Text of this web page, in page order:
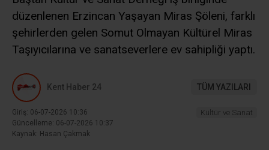
düzenlenen Erzincan Yaşayan Miras Şöleni, farklı
şehirlerden gelen Somut Olmayan Kültürel Miras
Taşıyıcılarına ve sanatseverlere ev sahipliği yaptı.
Kent Haber 24 TÜM YAZILARI
Giriş: 06-07-2026 10:36
Güncelleme: 06-07-2026 10:37
Kaynak: Hasan Çakmak
Kültür ve Sanat